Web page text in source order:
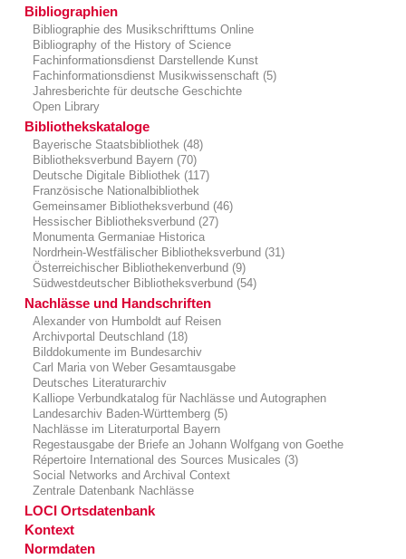
Bibliographien
Bibliographie des Musikschrifttums Online
Bibliography of the History of Science
Fachinformationsdienst Darstellende Kunst
Fachinformationsdienst Musikwissenschaft (5)
Jahresberichte für deutsche Geschichte
Open Library
Bibliothekskataloge
Bayerische Staatsbibliothek (48)
Bibliotheksverbund Bayern (70)
Deutsche Digitale Bibliothek (117)
Französische Nationalbibliothek
Gemeinsamer Bibliotheksverbund (46)
Hessischer Bibliotheksverbund (27)
Monumenta Germaniae Historica
Nordrhein-Westfälischer Bibliotheksverbund (31)
Österreichischer Bibliothekenverbund (9)
Südwestdeutscher Bibliotheksverbund (54)
Nachlässe und Handschriften
Alexander von Humboldt auf Reisen
Archivportal Deutschland (18)
Bilddokumente im Bundesarchiv
Carl Maria von Weber Gesamtausgabe
Deutsches Literaturarchiv
Kalliope Verbundkatalog für Nachlässe und Autographen
Landesarchiv Baden-Württemberg (5)
Nachlässe im Literaturportal Bayern
Regestausgabe der Briefe an Johann Wolfgang von Goethe
Répertoire International des Sources Musicales (3)
Social Networks and Archival Context
Zentrale Datenbank Nachlässe
LOCI Ortsdatenbank
Kontext
Normdaten